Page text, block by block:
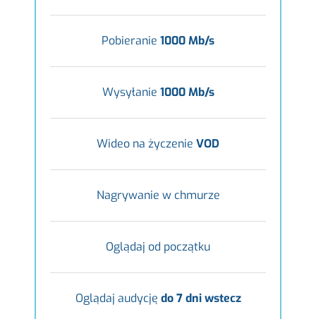
Pobieranie 1000 Mb/s
Wysyłanie 1000 Mb/s
Wideo na życzenie VOD
Nagrywanie w chmurze
Oglądaj od początku
Oglądaj audycję do 7 dni wstecz